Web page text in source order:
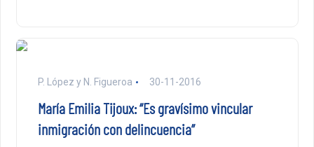
P. López y N. Figueroa 30-11-2016
María Emilia Tijoux: “Es gravísimo vincular
inmigración con delincuencia”